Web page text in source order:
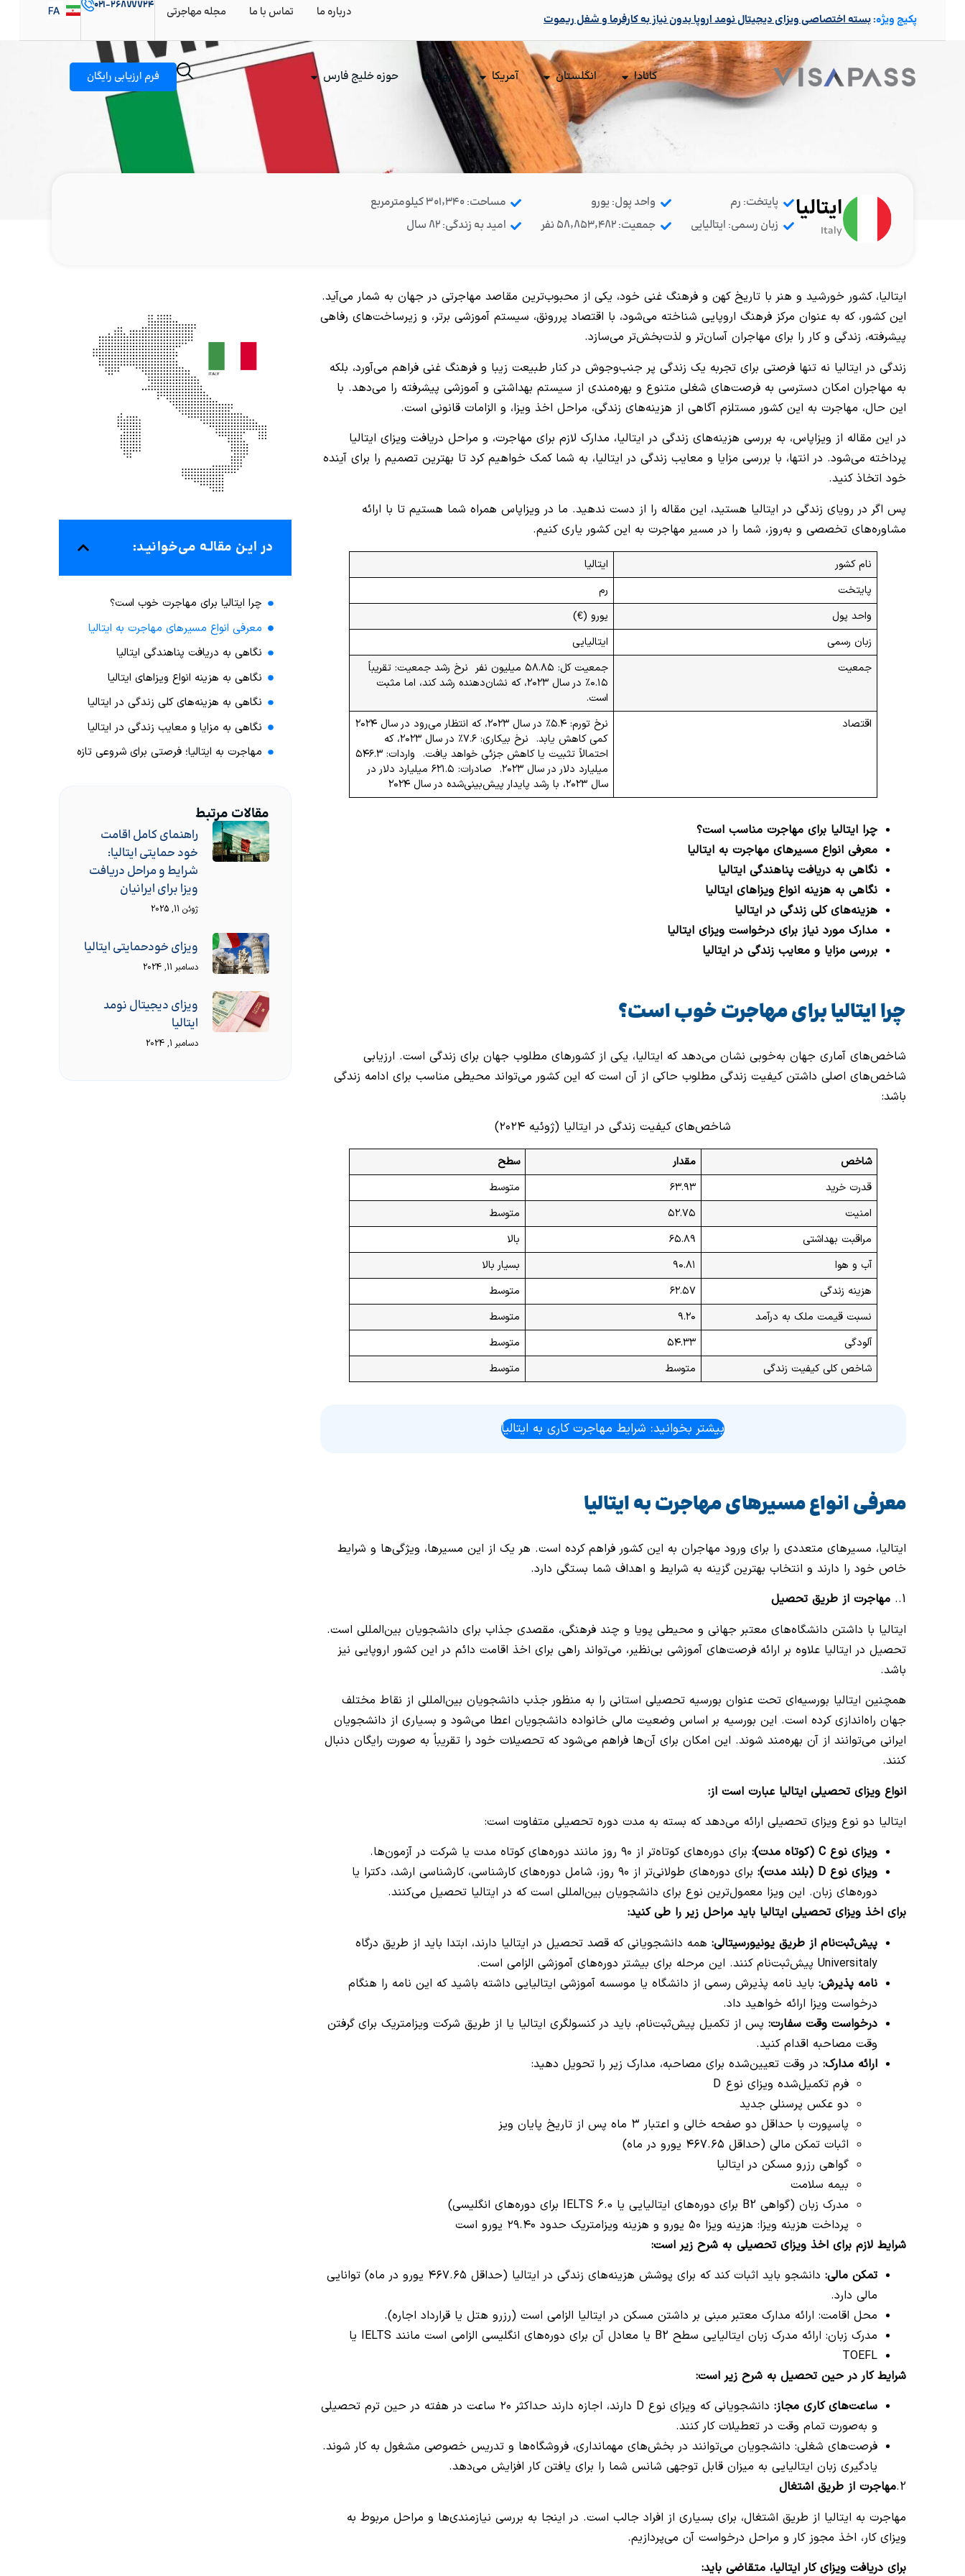
پکیچ ویژه:بسته اختصاصی ویزای دیجیتال نومد اروپا بدون نیاز به کارفرما و شغل ریموت
درباره ما تماس با ما مجله مهاجرتی ۰۲۱-۲۶۸۷۷۷۲۴ FA
ES
کانادا انگلستان آمریکا اروپا حوزه خلیج فارس فرم ارزیابی رایگان
ایتالیا
Italy
پایتخت: رم
زبان رسمی: ایتالیایی
واحد پول: یورو
جمعیت: ۵۸٬۸۵۳٬۴۸۲ نفر
مساحت: ۳۰۱٬۳۴۰ کیلومترمربع
امید به زندگی: 82 سال
ایتالیا، کشور خورشید و هنر با تاریخ کهن و فرهنگ غنی خود، یکی از محبوب‌ترین مقاصد مهاجرتی در جهان به شمار می‌آید.
این کشور، که به عنوان مرکز فرهنگ اروپایی شناخته می‌شود، با اقتصاد پررونق، سیستم آموزشی برتر، و زیرساخت‌های رفاهی
پیشرفته، زندگی و کار را برای مهاجران آسان‌تر و لذت‌بخش‌تر می‌سازد.
زندگی در ایتالیا نه تنها فرصتی برای تجربه یک زندگی پر جنب‌وجوش در کنار طبیعت زیبا و فرهنگ غنی فراهم می‌آورد، بلکه
به مهاجران امکان دسترسی به فرصت‌های شغلی متنوع و بهره‌مندی از سیستم بهداشتی و آموزشی پیشرفته را می‌دهد. با
این حال، مهاجرت به این کشور مستلزم آگاهی از هزینه‌های زندگی، مراحل اخذ ویزا، و الزامات قانونی است.
در این مقاله از ویزاپاس، به بررسی هزینه‌های زندگی در ایتالیا، مدارک لازم برای مهاجرت، و مراحل دریافت ویزای ایتالیا
پرداخته می‌شود. در انتها، با بررسی مزایا و معایب زندگی در ایتالیا، به شما کمک خواهیم کرد تا بهترین تصمیم را برای آینده
خود اتخاذ کنید.
پس اگر در رویای زندگی در ایتالیا هستید، این مقاله را از دست ندهید. ما در ویزاپاس همراه شما هستیم تا با ارائه
مشاوره‌های تخصصی و به‌روز، شما را در مسیر مهاجرت به این کشور یاری کنیم.
نام کشور
ایتالیا
پایتخت
رم
واحد پول
یورو (€)
زبان رسمی
ایتالیایی
جمعیت
جمعیت کل: ۵۸.۸۵ میلیون نفر نرخ رشد جمعیت: تقریباً
۰.۱۵٪ در سال ۲۰۲۳، که نشان‌دهنده رشد کند، اما مثبت
است.
اقتصاد
نرخ تورم: ۵.۴٪ در سال ۲۰۲۳، که انتظار می‌رود در سال ۲۰۲۴
کمی کاهش یابد. نرخ بیکاری: ۷.۶٪ در سال ۲۰۲۳، که
احتمالاً تثبیت یا کاهش جزئی خواهد یافت. واردات: ۵۴۶.۳
میلیارد دلار در سال ۲۰۲۳. صادرات: ۶۲۱.۵ میلیارد دلار در
سال ۲۰۲۳، با رشد پایدار پیش‌بینی‌شده در سال ۲۰۲۴
چرا ایتالیا برای مهاجرت مناسب است؟
معرفی انواع مسیرهای مهاجرت به ایتالیا
نگاهی به دریافت پناهندگی ایتالیا
نگاهی به هزینه انواع ویزاهای ایتالیا
هزینه‌های کلی زندگی در ایتالیا
مدارک مورد نیاز برای درخواست ویزای ایتالیا
بررسی مزایا و معایب زندگی در ایتالیا
چرا ایتالیا برای مهاجرت خوب است؟
شاخص‌های آماری جهان به‌خوبی نشان می‌دهد که ایتالیا، یکی از کشورهای مطلوب جهان برای زندگی است. ارزیابی
شاخص‌های اصلی داشتن کیفیت زندگی مطلوب حاکی از آن است که این کشور می‌تواند محیطی مناسب برای ادامه زندگی
باشد:
شاخص‌های کیفیت زندگی در ایتالیا (ژوئیه ۲۰۲۴)
شاخص مقدار
سطح
قدرت خرید
۶۳.۹۳
متوسط
امنیت
۵۲.۷۵
متوسط
مراقبت بهداشتی
۶۵.۸۹
بالا
آب و هوا
۹۰.۸۱
بسیار بالا
هزینه زندگی
۶۲.۵۷
متوسط
نسبت قیمت ملک به درآمد
۹.۲۰
متوسط
آلودگی
۵۴.۳۳
متوسط
شاخص کلی کیفیت زندگی
متوسط متوسط
بیشتر بخوانید: شرایط مهاجرت کاری به ایتالیا
معرفی انواع مسیرهای مهاجرت به ایتالیا
ایتالیا، مسیرهای متعددی را برای ورود مهاجران به این کشور فراهم کرده است. هر یک از این مسیرها، ویژگی‌ها و شرایط
خاص خود را دارند و انتخاب بهترین گزینه به شرایط و اهداف شما بستگی دارد.
1..
مهاجرت از طریق تحصیل
ایتالیا با داشتن دانشگاه‌های معتبر جهانی و محیطی پویا و چند فرهنگی، مقصدی جذاب برای دانشجویان بین‌المللی است.
تحصیل در ایتالیا علاوه بر ارائه فرصت‌های آموزشی بی‌نظیر، می‌تواند راهی برای اخذ اقامت دائم در این کشور اروپایی نیز
باشد.
همچنین ایتالیا بورسیه‌ای تحت عنوان بورسیه تحصیلی استانی را به منظور جذب دانشجویان بین‌المللی از نقاط مختلف
جهان راه‌اندازی کرده است. این بورسیه بر اساس وضعیت مالی خانواده دانشجویان اعطا می‌شود و بسیاری از دانشجویان
ایرانی می‌توانند از آن بهره‌مند شوند. این امکان برای آن‌ها فراهم می‌شود که تحصیلات خود را تقریباً به صورت رایگان دنبال
کنند.
انواع ویزای تحصیلی ایتالیا عبارت است از:
ایتالیا دو نوع ویزای تحصیلی ارائه می‌دهد که بسته به مدت دوره تحصیلی متفاوت است:
ویزای نوع
(کوتاه مدت): برای دوره‌های کوتاه‌تر از ۹۰ روز مانند دوره‌های کوتاه مدت یا شرکت در آزمون‌ها.
ویزای نوع
(بلند مدت):
برای دوره‌های طولانی‌تر از ۹۰ روز، شامل دوره‌های کارشناسی، کارشناسی ارشد، دکترا یا
دوره‌های زبان. این ویزا معمول‌ترین نوع برای دانشجویان بین‌المللی است که در ایتالیا تحصیل می‌کنند.
برای اخذ ویزای تحصیلی ایتالیا باید مراحل زیر را طی کنید:
پیش‌ثبت‌نام از طریق یونیورسیتالی: همه دانشجویانی که قصد تحصیل در ایتالیا دارند، ابتدا باید از طریق درگاه
Universitaly پیش‌ثبت‌نام کنند. این مرحله برای بیشتر دوره‌های آموزشی الزامی است.
نامه پذیرش: باید نامه پذیرش رسمی از دانشگاه یا موسسه آموزشی ایتالیایی داشته باشید که این نامه را هنگام
درخواست ویزا ارائه خواهید داد.
درخواست وقت سفارت: پس از تکمیل پیش‌ثبت‌نام، باید در کنسولگری ایتالیا یا از طریق شرکت ویزامتریک برای گرفتن
وقت مصاحبه اقدام کنید.
ارائه مدارک: در وقت تعیین‌شده برای مصاحبه، مدارک زیر را تحویل دهید:
فرم تکمیل‌شده ویزای نوع D
دو عکس پرسنلی جدید
پاسپورت با حداقل دو صفحه خالی و اعتبار ۳ ماه پس از تاریخ پایان ویز
اثبات تمکن مالی (حداقل ۴۶۷.۶۵ یورو در ماه)
گواهی رزرو مسکن در ایتالیا
بیمه سلامت
مدرک زبان (گواهی B2 برای دوره‌های ایتالیایی یا IELTS 6.0 برای دوره‌های انگلیسی)
پرداخت هزینه ویزا: هزینه ویزا ۵۰ یورو و هزینه ویزامتریک حدود ۲۹.۴۰ یورو است
شرایط لازم برای اخذ ویزای تحصیلی به شرح زیر است:
تمکن مالی:
دانشجو باید اثبات کند که برای پوشش هزینه‌های زندگی در ایتالیا (حداقل ۴۶۷.۶۵ یورو در ماه) توانایی
مالی دارد.
محل اقامت: ارائه مدارک معتبر مبنی بر داشتن مسکن در ایتالیا الزامی است (رزرو هتل یا قرارداد اجاره).
مدرک زبان: ارائه مدرک زبان ایتالیایی سطح B2 یا معادل آن برای دوره‌های انگلیسی الزامی است مانند IELTS یا
TOEFL
شرایط کار در حین تحصیل به شرح زیر است:
ساعت‌های کاری مجاز:
دانشجویانی که ویزای نوع D دارند، اجازه دارند حداکثر ۲۰ ساعت در هفته در حین ترم تحصیلی
و به‌صورت تمام وقت در تعطیلات کار کنند.
فرصت‌های شغلی: دانشجویان می‌توانند در بخش‌های مهمانداری، فروشگاه‌ها و تدریس خصوصی مشغول به کار شوند.
یادگیری زبان ایتالیایی به میزان قابل توجهی شانس شما را برای یافتن کار افزایش می‌دهد.
2. مهاجرت از طریق اشتغال
مهاجرت به ایتالیا از طریق اشتغال، برای بسیاری از افراد جالب است. در اینجا به بررسی نیازمندی‌ها و مراحل مربوط به
ویزای کار، اخذ مجوز کار و مراحل درخواست آن می‌پردازیم.
برای دریافت ویزای کار ایتالیا، متقاضی باید:
در ایـن مقالـه می‌خوانیـد:
چرا ایتالیا برای مهاجرت خوب است؟
معرفی انواع مسیرهای مهاجرت به ایتالیا
نگاهی به دریافت پناهندگی ایتالیا
نگاهی به هزینه انواع ویزاهای ایتالیا
نگاهی به هزینه‌های کلی زندگی در ایتالیا
نگاهی به مزایا و معایب زندگی در ایتالیا
مهاجرت به ایتالیا؛ فرصتی برای شروعی تازه
مقالات مرتبط
راهنمای کامل اقامت
خود حمایتی ایتالیا:
شرایط و مراحل دریافت
ویزا برای ایرانیان
ژوئن 11, 2025
ویزای خودحمایتی ایتالیا
دسامبر 11, 2024
ویزای دیجیتال نومد
ایتالیا
دسامبر 1, 2024